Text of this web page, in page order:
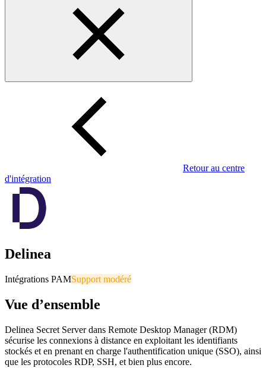
Retour au centre
d'intégration
Delinea
Intégrations PAMSupport modéré
Vue d’ensemble
Delinea Secret Server dans Remote Desktop Manager (RDM)
sécurise les connexions à distance en exploitant les identifiants
stockés et en prenant en charge l'authentification unique (SSO), ainsi
que les protocoles RDP, SSH, et bien plus encore.